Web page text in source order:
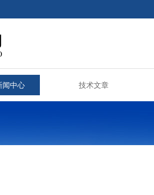
闻中心 技术文章